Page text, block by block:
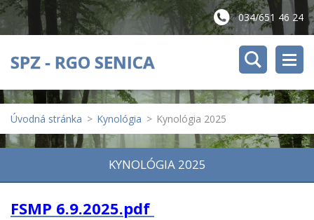
034/651 46 24
SPZ - RGO SENICA
Úvodná stránka > Kynológia > Kynológia 2025
KYNOLÓGIA 2025
FSMP 6.9.2025.pdf